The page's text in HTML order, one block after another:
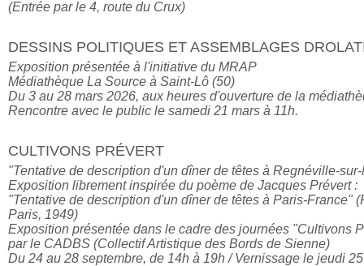
DESSINS POLITIQUES ET ASSEMBLAGES
Exposition présentée à l'initiative du MRAP
Médiathèque La Source à Saint-Lô (50)
Du 3 au 28 mars 2026, aux heures d'ouverture de la
Rencontre avec le public le samedi 21 mars à 11h.
CULTIVONS PRÉVERT
"Tentative de description d'un dîner de têtes à Regnéville-
Exposition librement inspirée du poème de Jacques Prévert :
"Tentative de description d'un dîner de têtes à Paris-France"
Paris, 1949)
Exposition présentée dans le cadre des journées "Cultivons
par le CADBS (Collectif Artistique des Bords de Sienne)
Du 24 au 28 septembre, de 14h à 19h / Vernissage le jeudi